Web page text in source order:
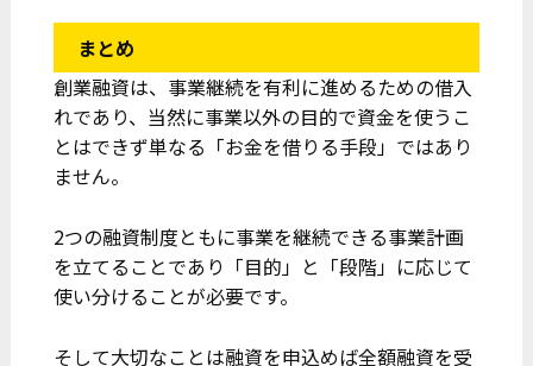
まとめ
創業融資は、事業継続を有利に進めるための借入
れであり、当然に事業以外の目的で資金を使うこ
とはできず単なる「お金を借りる手段」ではあり
ません。
2つの融資制度ともに事業を継続できる事業計画
を立てることであり「目的」と「段階」に応じて
使い分けることが必要です。
そして大切なことは融資を申込めば全額融資を受